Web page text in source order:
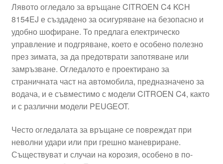
Лявото огледало за връщане CITROEN C4 KCH
8154EJ е създадено за осигуряване на безопасно и
удобно шофиране. То предлага електрическо
управление и подгряване, което е особено полезно
през зимата, за да предотврати запотяване или
замръзване. Огледалото е проектирано за
страничната част на автомобила, предназначено за
водача, и е съвместимо с модели CITROEN C4, както
и с различни модели PEUGEOT.
Често огледалата за връщане се повреждат при
неволни удари или при грешно маневриране.
Съществуват и случаи на корозия, особено в по-